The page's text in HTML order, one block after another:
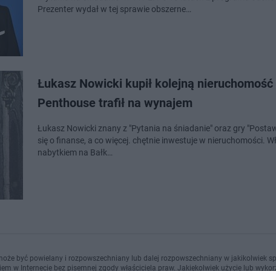
Prezenter wydał w tej sprawie obszerne…
Łukasz Nowicki kupił kolejną
Penthouse trafił na wynajem
Łukasz Nowicki znany z "Pytania na śniadanie" oraz gry
się o finanse, a co więcej. chętnie inwestuje w nieruchomości.
nabytkiem na Bałk…
być powielany i rozpowszechniany lub dalej rozpowszechniany w
w Internecie bez pisemnej zgody właściciela praw. Jakiekolwiek użycie lub